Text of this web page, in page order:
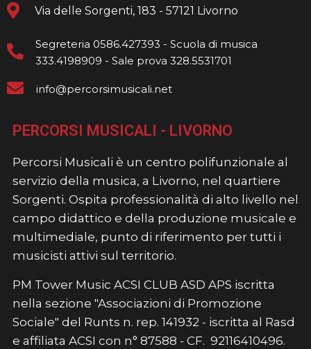
Via delle Sorgenti, 183 - 57121 Livorno
Segreteria 0586.427393 - Scuola di musica
333.4198909 - Sale prova 328.5531701
info@percorsimusicali.net
PERCORSI MUSICALI - LIVORNO
Percorsi Musicali è un centro polifunzionale al
servizio della musica, a Livorno, nel quartiere
Sorgenti. Ospita professionalità di alto livello nel
campo didattico e della produzione musicale e
multimediale, punto di riferimento per tutti i
musicisti attivi sul territorio.
PM Tower Music ACSI CLUB ASD APS iscritta
nella sezione "Associazioni di Promozione
Sociale" del Runts n. rep. 141932 - iscritta al Rasd
e affiliata ACSI con n° 87588 - CF. 92116410496.